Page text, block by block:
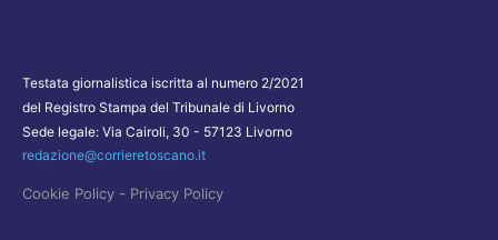
Testata giornalistica iscritta al numero 2/2021
del Registro Stampa del Tribunale di Livorno
Sede legale: Via Cairoli, 30 - 57123 Livorno
redazione@corrieretoscano.it
Cookie Policy - Privacy Policy